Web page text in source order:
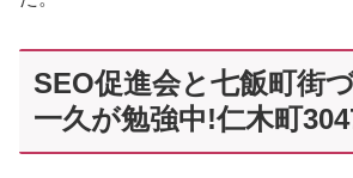
SEO促進会と七飯町街
一久が勉強中!仁木町